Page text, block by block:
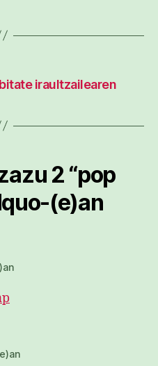
iraultzailearen
2 “pop
(e)an